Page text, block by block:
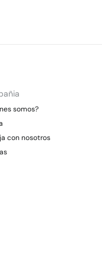
somos?
con nosotros